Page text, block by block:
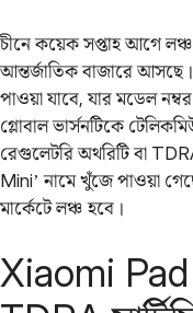
চীনে কয়েক সপ্তাহ আগে
আন্তর্জাতিক বাজারে আসছে।
পাওয়া যাবে, যার মডেল
গ্লোবাল ভার্সনটিকে
রেগুলেটরি অথরিটি বা
Mini’ নামে খুঁজে পাওয়া
মার্কেটে লঞ্চ হবে।
Xiaomi